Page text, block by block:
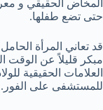
المخاض الحقيقي و
حتى تضع طفلها.
قد تعاني المرأة
مبكر قليلاً عن الوقت
العلامات الحقيقية
للمستشفى على الفور.